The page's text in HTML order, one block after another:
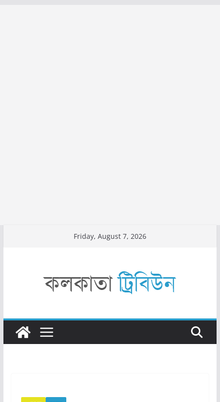
Friday, August 7, 2026